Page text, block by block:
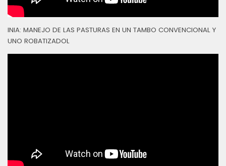
INIA: MANEJO DE LAS PASTURAS EN UN TAMBO CONVENCIONAL Y
UNO ROBATIZADOL